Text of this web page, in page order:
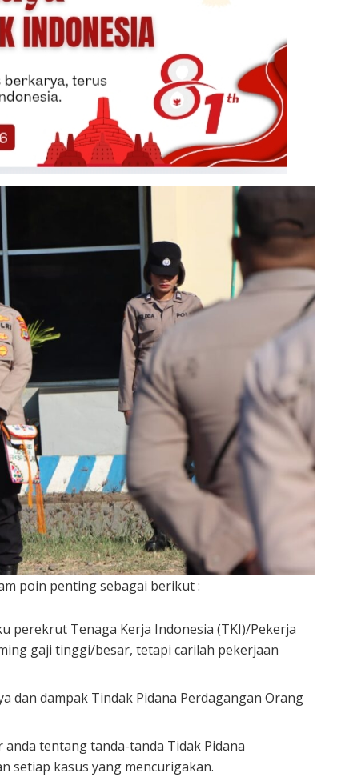
poin penting sebagai berikut :
perekrut Tenaga Kerja Indonesia (TKI)/Pekerja
gaji tinggi/besar, tetapi carilah pekerjaan
dan dampak Tindak Pidana Perdagangan Orang
tentang tanda-tanda Tidak Pidana
setiap kasus yang mencurigakan.